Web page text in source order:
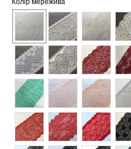
Колір мережива